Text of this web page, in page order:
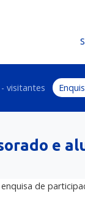
visitantes
e
de